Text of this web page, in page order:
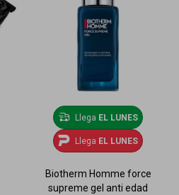
Llega EL LUNES
Llega EL LUNES
Biotherm Homme force
supreme gel anti edad